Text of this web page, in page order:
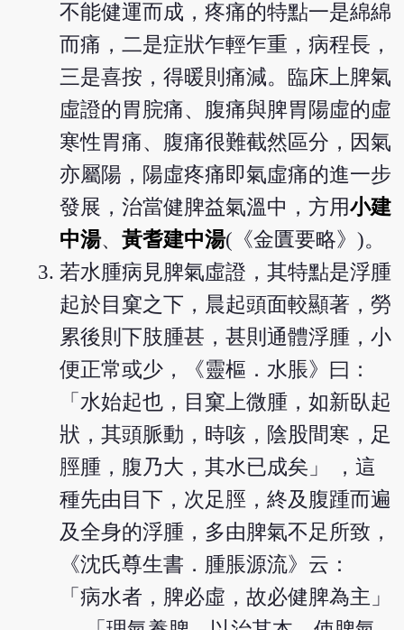
不能健運而成，疼痛的特點一是綿綿
而痛，二是症狀乍輕乍重，病程長，
三是喜按，得暖則痛減。臨床上脾氣
虛證的胃脘痛、腹痛與脾胃陽虛的虛
寒性胃痛、腹痛很難截然區分，因氣
亦屬陽，陽虛疼痛即氣虛痛的進一步
發展，治當健脾益氣溫中，方用小建
中湯、黃耆建中湯(《金匱要略》)。
若水腫病見脾氣虛證，其特點是浮腫
起於目窠之下，晨起頭面較顯著，勞
累後則下肢腫甚，甚則通體浮腫，小
便正常或少，《靈樞．水脹》曰：
「水始起也，目窠上微腫，如新臥起
狀，其頭脈動，時咳，陰股間寒，足
脛腫，腹乃大，其水已成矣」 ，這
種先由目下，次足脛，終及腹踵而遍
及全身的浮腫，多由脾氣不足所致，
《沈氏尊生書．腫脹源流》云：
「病水者，脾必虛，故必健脾為主」